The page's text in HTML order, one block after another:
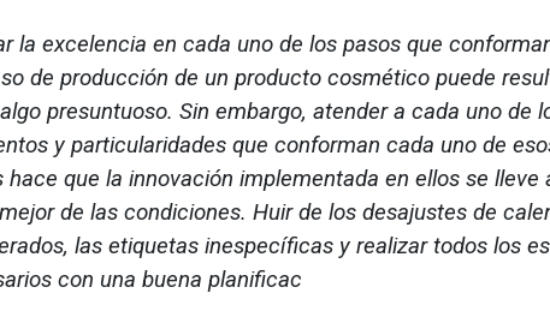
la excelencia en cada uno de los pasos que
de producción de un producto cosmético puede
presuntuoso. Sin embargo, atender a cada uno de
y particularidades que conforman cada uno de
hace que la innovación implementada en ellos se lleve
de las condiciones. Huir de los desajustes de
las etiquetas inespecíficas y realizar todos los
con una buena planificac